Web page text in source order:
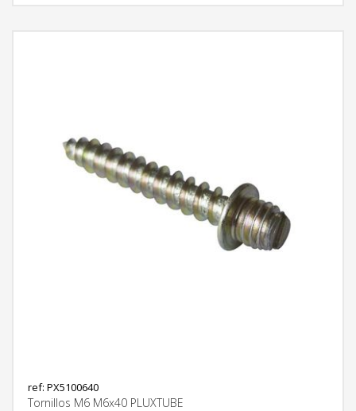
ref: PX5100640
Tornillos M6 M6x40 PLUXTUBE